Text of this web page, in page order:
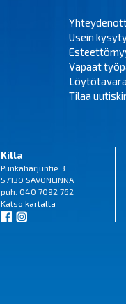
Usein
Vapaat
Tilaa
Killa
Punkaharjuntie 3
57130 SAVONLINNA
puh. 040 7092 762
Katso kartalta